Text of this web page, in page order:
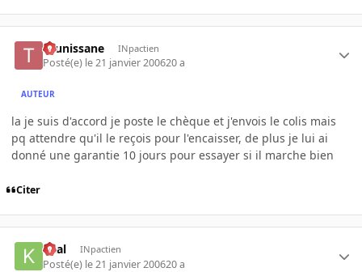
tounissane INpactien
Posté(e) le 21 janvier 200620 a
AUTEUR
la je suis d'accord je poste le chèque et j'envois le colis mais
pq attendre qu'il le reçois pour l'encaisser, de plus je lui ai
donné une garantie 10 jours pour essayer si il marche bien
Citer
kaal INpactien
Posté(e) le 21 janvier 200620 a